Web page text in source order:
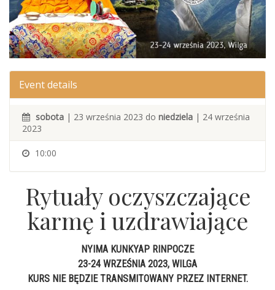
Event details
sobota | 23 września 2023 do niedziela | 24 września
2023
10:00
Rytuały oczyszczające
karmę i uzdrawiające
NYIMA KUNKYAP RINPOCZE
23-24 WRZEŚNIA 2023, WILGA
KURS NIE BĘDZIE TRANSMITOWANY PRZEZ INTERNET.